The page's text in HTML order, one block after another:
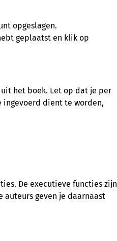
opgeslagen.
geplaatst en klik op
het boek. Let op dat je per
ingevoerd dient te worden,
De executieve functies zijn
geven je daarnaast